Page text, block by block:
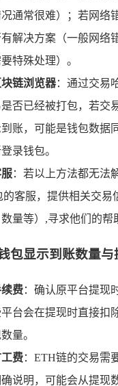
况通常很难）；若网络
解决方案（一般网络
特殊处理）。
链浏览器：通过交易
是否已经被打包，若交
账，可能是钱包数据
录钱包。
：若以上方法都无法
客服，提供相关交易
量等）,寻求他们的帮
包显示到账数量
费：确认原平台提现
台会在提现时直接扣
量。
工费：ETH链的交易需
说明，可能会从提现